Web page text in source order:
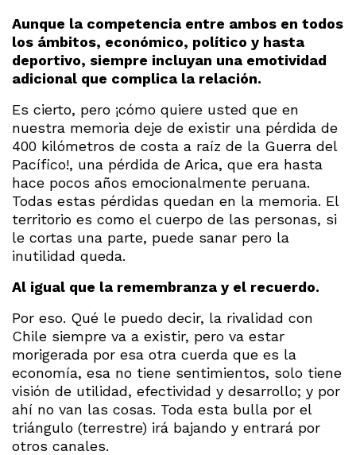
Aunque la competencia entre ambos en todos
los ámbitos, económico, político y hasta
deportivo, siempre incluyan una emotividad
adicional que complica la relación.
Es cierto, pero ¡cómo quiere usted que en
nuestra memoria deje de existir una pérdida de
400 kilómetros de costa a raíz de la Guerra del
Pacífico!, una pérdida de Arica, que era hasta
hace pocos años emocionalmente peruana.
Todas estas pérdidas quedan en la memoria. El
territorio es como el cuerpo de las personas, si
le cortas una parte, puede sanar pero la
inutilidad queda.
Al igual que la remembranza y el recuerdo.
Por eso. Qué le puedo decir, la rivalidad con
Chile siempre va a existir, pero va estar
morigerada por esa otra cuerda que es la
economía, esa no tiene sentimientos, solo tiene
visión de utilidad, efectividad y desarrollo; y por
ahí no van las cosas. Toda esta bulla por el
triángulo (terrestre) irá bajando y entrará por
otros canales.